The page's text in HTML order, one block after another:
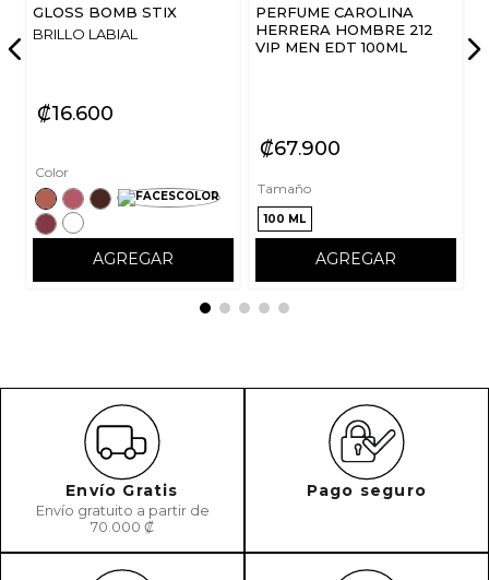
ENVIAR COMENTARIO
GLOSS BOMB STIX
BRILLO LABIAL
₡16600
Color
AGREGAR
PERFUME CAROLINA
HERRERA HOMBRE 212
VIP MEN EDT 100ML
₡67900
Tamaño
100 ML
AGREGAR
Envío Gratis
Envío gratuito a partir de
70.000 ₡
Pago seguro